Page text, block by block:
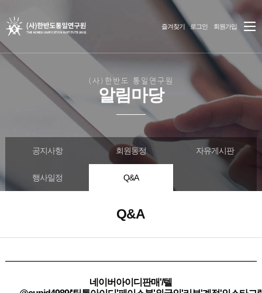
즐겨찾기 로그인 회원가입
(사)한반도 통일연구원
알림마당
공지사항 회원동정 자유게시판
행사일정 Q&A
Q&A
네이버아이디판매'/텔